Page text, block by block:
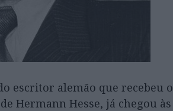
escritor alemão que recebeu o
Hermann Hesse, já chegou às